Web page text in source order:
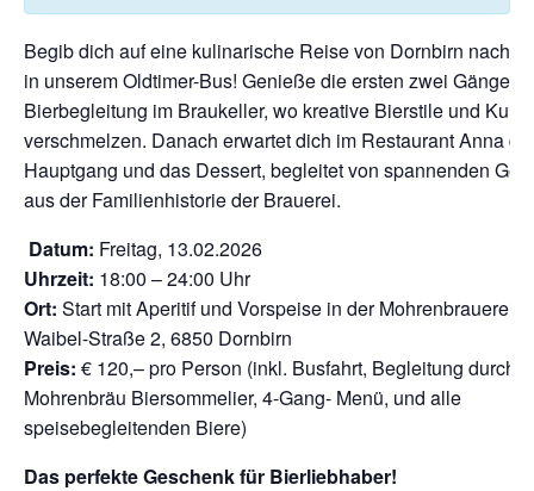
Begib dich auf eine kulinarische Reise von Dornbirn nach
in unserem Oldtimer-Bus! Genieße die ersten zwei Gänge
Bierbegleitung im Braukeller, wo kreative Bierstile und
verschmelzen. Danach erwartet dich im Restaurant Anna
Hauptgang und das Dessert, begleitet von spannenden
aus der Familienhistorie der Brauerei.
Datum: Freitag, 13.02.2026
Uhrzeit: 18:00 – 24:00 Uhr
Ort: Start mit Aperitif und Vorspeise in der Mohrenbrauerei,
Waibel-Straße 2, 6850 Dornbirn
Preis: € 120,– pro Person (inkl. Busfahrt, Begleitung durch
Mohrenbräu Biersommelier, 4-Gang- Menü, und alle
speisebegleitenden Biere)
Das perfekte Geschenk für Bierliebhaber!